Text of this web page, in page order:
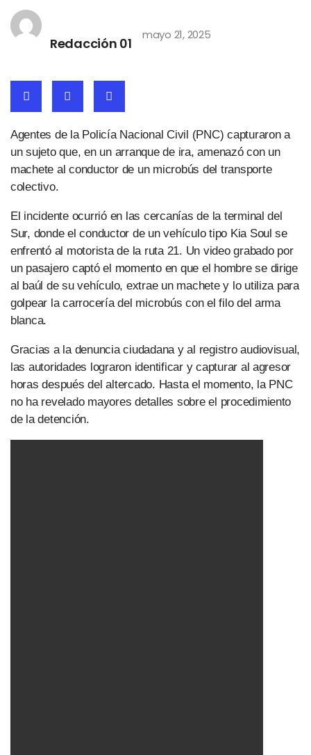
Redacción 01
mayo 21, 2025
Agentes de la Policía Nacional Civil (PNC) capturaron a
un sujeto que, en un arranque de ira, amenazó con un
machete al conductor de un microbús del transporte
colectivo.
El incidente ocurrió en las cercanías de la terminal del
Sur, donde el conductor de un vehículo tipo Kia Soul se
enfrentó al motorista de la ruta 21. Un video grabado por
un pasajero captó el momento en que el hombre se dirige
al baúl de su vehículo, extrae un machete y lo utiliza para
golpear la carrocería del microbús con el filo del arma
blanca.
Gracias a la denuncia ciudadana y al registro audiovisual,
las autoridades lograron identificar y capturar al agresor
horas después del altercado. Hasta el momento, la PNC
no ha revelado mayores detalles sobre el procedimiento
de la detención.